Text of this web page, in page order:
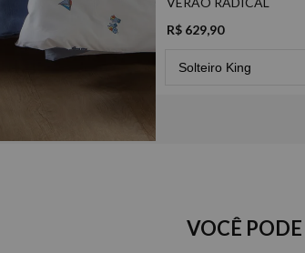
R$ 629,90
Solteiro King
VOCÊ